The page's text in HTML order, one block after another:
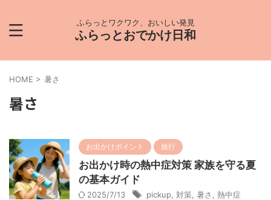
ふらっとワクワク、おいしい発見
ふらっとおでかけ日和
HOME > 暑さ
暑さ
お出かけポイント 旅行
お出かけ時の熱中症対策 家族を守る夏
の基本ガイド
2025/7/13 pickup 対策 暑さ 熱中症